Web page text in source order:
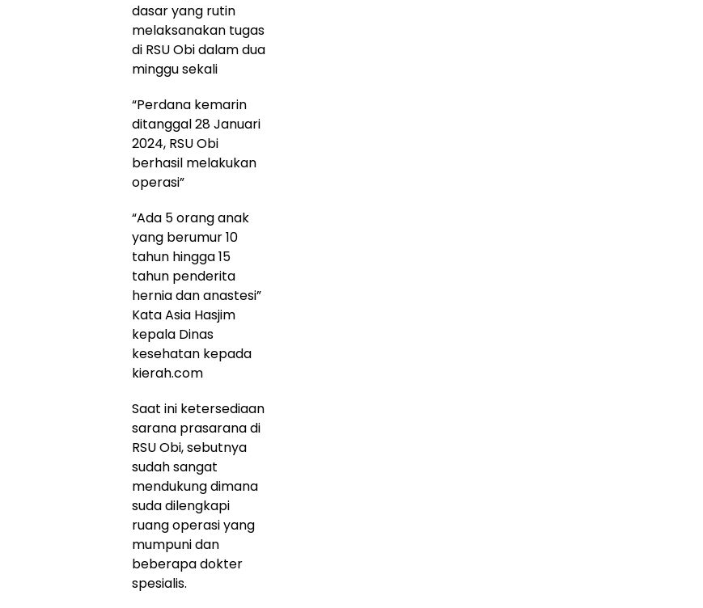
dasar yang rutin
melaksanakan tugas
di RSU Obi dalam dua
minggu sekali
“Perdana kemarin
ditanggal 28 Januari
2024, RSU Obi
berhasil melakukan
operasi”
“Ada 5 orang anak
yang berumur 10
tahun hingga 15
tahun penderita
hernia dan anastesi”
Kata Asia Hasjim
kepala Dinas
kesehatan kepada
kierah.com
Saat ini ketersediaan
sarana prasarana di
RSU Obi, sebutnya
sudah sangat
mendukung dimana
suda dilengkapi
ruang operasi yang
mumpuni dan
beberapa dokter
spesialis.